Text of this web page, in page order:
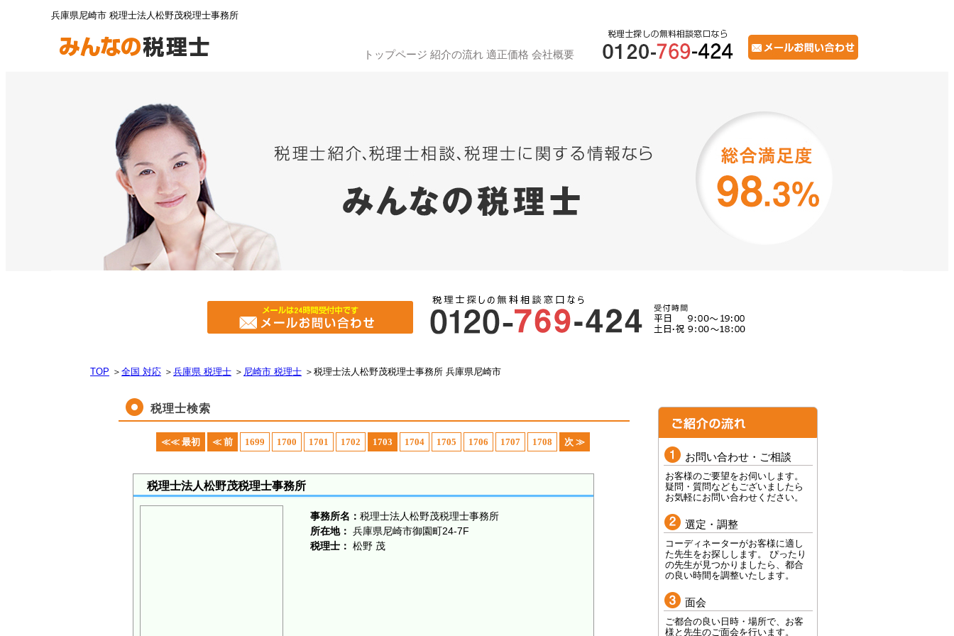
兵庫県尼崎市 税理士法人松野茂税理士事務所
トップページ 紹介の流れ 適正価格 会社概要
TOP ＞ 全国 対応 ＞ 兵庫県 税理士 ＞ 尼崎市 税理士 ＞ 税理士法人松野茂税理士事務所 兵庫県尼崎市
税理士検索
≪≪ 最初 ≪ 前 1699 1700 1701 1702 1703 1704 1705 1706 1707 1708 次 ≫
税理士法人松野茂税理士事務所
事務所名： 税理士法人松野茂税理士事務所
所在地： 兵庫県尼崎市御園町24-7F
税理士： 松野 茂
お問い合わせ・ご相談
お客様のご要望をお伺いします。
疑問・質問などもございましたら
お気軽にお問い合わせください。
選定・調整
コーディネーターがお客様に適し
た先生をお探しします。 ぴったり
の先生が見つかりましたら、都合
の良い時間を調整いたします。
面会
ご都合の良い日時・場所で、お客
様と先生のご面会を行います。